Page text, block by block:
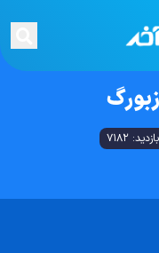
بازدید: 7182